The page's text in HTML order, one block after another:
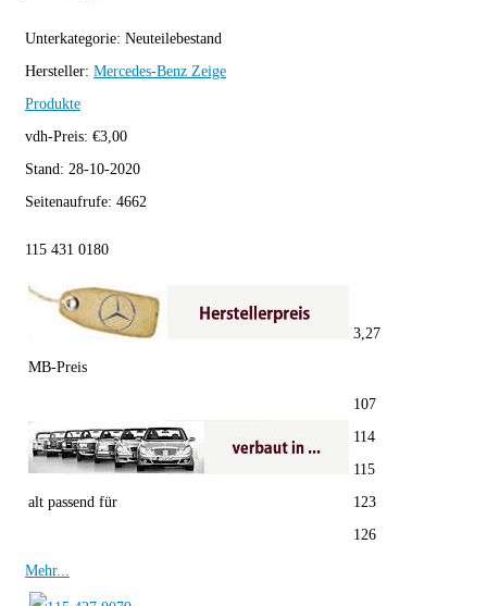
Unterkategorie: Neuteilebestand
Hersteller: Mercedes-Benz Zeige
Produkte
vdh-Preis: €3,00
Stand: 28-10-2020
Seitenaufrufe: 4662
115 431 0180
MB-Preis
3,27
alt passend für
107
114
115
123
126
Mehr...